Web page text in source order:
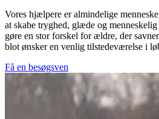
Vores hjælpere er almindelige
at skabe tryghed, glæde og
gøre en stor forskel for ældre, der
blot ønsker en venlig tilstedeværelse i
Få en besøgsven